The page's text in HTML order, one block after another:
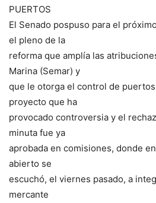
PUERTOS
El Senado pospuso para el
el pleno de la
reforma que amplía las
Marina (Semar) y
que le otorga el control de
proyecto que ha
provocado controversia y el
minuta fue ya
aprobada en comisiones, donde
abierto se
escuchó, el viernes pasado, a
mercante